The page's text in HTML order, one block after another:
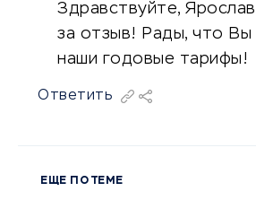
Здравствуйте,
за отзыв! Рады, что Вы
наши годовые тарифы!
Ответить
ЕЩЕ ПО ТЕМЕ